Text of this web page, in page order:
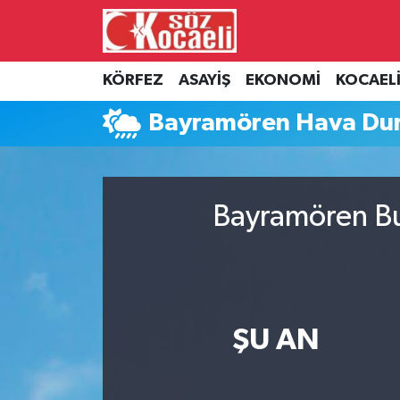
KÖRFEZ ASAYİŞ EKONOMİ KOCAELİ
Bayramören Hava
Bayramören
ŞU AN
Kocaeli Nöbetçi Eczaneler
Kocaeli Hava Durumu
Kocaeli Trafik Yoğunluk Haritası